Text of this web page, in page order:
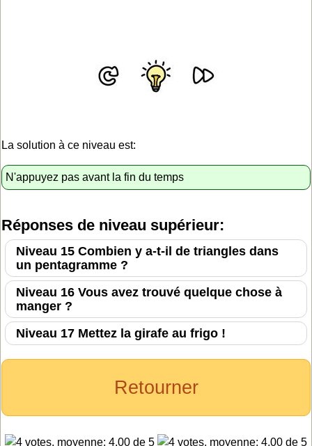
La solution à ce niveau est:
N'appuyez pas avant la fin du temps
Réponses de niveau supérieur:
Niveau 15 Combien y a-t-il de triangles dans
un pentagramme ?
Niveau 16 Vous avez trouvé quelque chose à
manger ?
Niveau 17 Mettez la girafe au frigo !
Retourner